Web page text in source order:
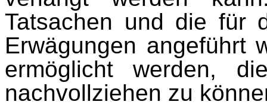
Tatsachen und die für
Erwägungen angeführt
ermöglicht werden,
nachvollziehen zu